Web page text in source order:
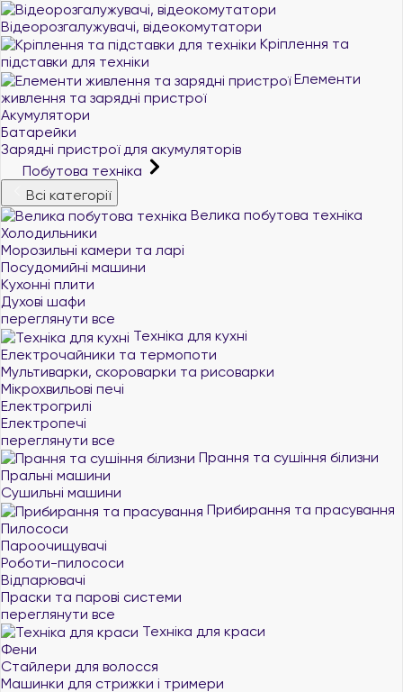
Відеорозгалужувачі, відеокомутатори
Кріплення та
підставки для техніки
Елементи
живлення та зарядні пристрої
Акумулятори
Батарейки
Зарядні пристрої для акумуляторів
Побутова техніка
Всі категорії
Велика побутова техніка
Холодильники
Морозильні камери та ларі
Посудомийні машини
Кухонні плити
Духові шафи
переглянути все
Техніка для кухні
Електрочайники та термопоти
Мультиварки, скороварки та рисоварки
Мікрохвильові печі
Електрогрилі
Електропечі
переглянути все
Прання та сушіння білизни
Пральні машини
Сушильні машини
Прибирання та прасування
Пилососи
Пароочищувачі
Роботи-пилососи
Відпарювачі
Праски та парові системи
переглянути все
Техніка для краси
Фени
Стайлери для волосся
Машинки для стрижки і тримери